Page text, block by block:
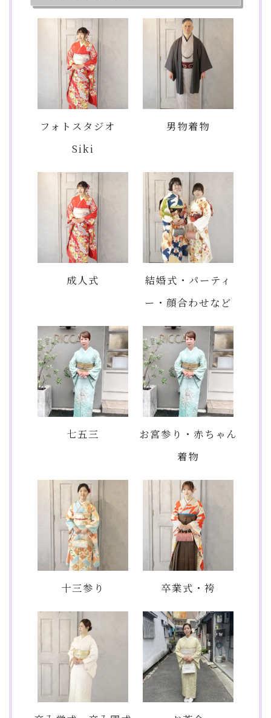
フォトスタジオ
Siki
男物着物
成人式
結婚式・パーティ
ー・顔合わせなど
七五三
お宮参り・赤ちゃん
着物
十三参り 卒業式・袴